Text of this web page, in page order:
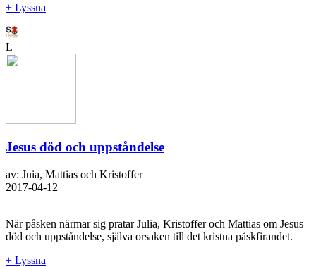
+ Lyssna
L
Jesus död och uppståndelse
av: Juia, Mattias och Kristoffer
2017-04-12
När påsken närmar sig pratar Julia, Kristoffer och Mattias om Jesus
död och uppståndelse, själva orsaken till det kristna påskfirandet.
+ Lyssna